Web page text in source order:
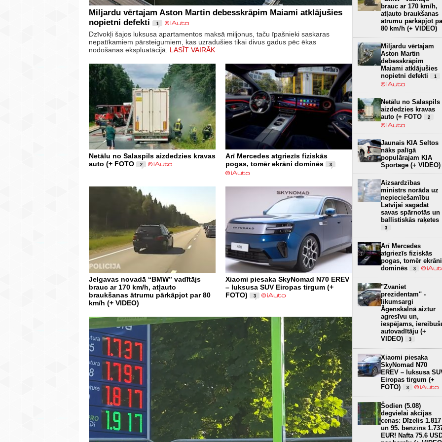
Miljardu vērtajam Aston Martin debesskrāpim Maiami atklājušies
nopietni defekti
1
Dzīvokļi šajos luksusa apartamentos maksā miljonus, taču īpašnieki saskaras
nepatīkamiem pārsteigumiem, kas uzradušies tikai divus gadus pēc ēkas
nodošanas ekspluatācijā. LASĪT VAIRĀK
Netālu no Salaspils aizdedzies kravas
auto (+ FOTO
2
Arī Mercedes atgriezīs fiziskās
pogas, tomēr ekrāni dominēs
3
Jelgavas novadā “BMW” vadītājs
brauc ar 170 km/h, atļauto
braukšanas ātrumu pārkāpjot par 80
km/h (+ VIDEO)
Xiaomi piesaka SkyNomad N70 EREV
– luksusa SUV Eiropas tirgum (+
FOTO)
3
brauc ar 170 km/h,
atļauto braukšanas
ātrumu pārkāpjot
80 km/h (+ VIDEO)
Miljardu vērtajam
Aston Martin
debesskrāpim
Maiami atklājušies
nopietni defekti
1
Netālu no Salaspils
aizdedzies kravas
auto (+ FOTO
2
Jaunais KIA Seltos
nāks palīgā
populārajam KIA
Sportage (+ VIDEO)
Aizsardzības
ministrs norāda uz
nepieciešamību
Latvijai sagādāt
savas spārnotās un
ballistiskās raķetes
3
Arī Mercedes
atgriezīs fiziskās
pogas, tomēr ekrāni
dominēs
3
"Zvaniet
prezidentam" -
likumsargi
Āgenskalnā aiztur
agresīvu un,
iespējams,
autovadītāju (+
VIDEO)
3
Xiaomi piesaka
SkyNomad N70
EREV – luksusa
Eiropas tirgum (+
FOTO)
3
Šodien (5.08)
degvielai akcijas
cenas: Dīzelis 1.817
un 95. benzīns
EUR! Nafta 75.6